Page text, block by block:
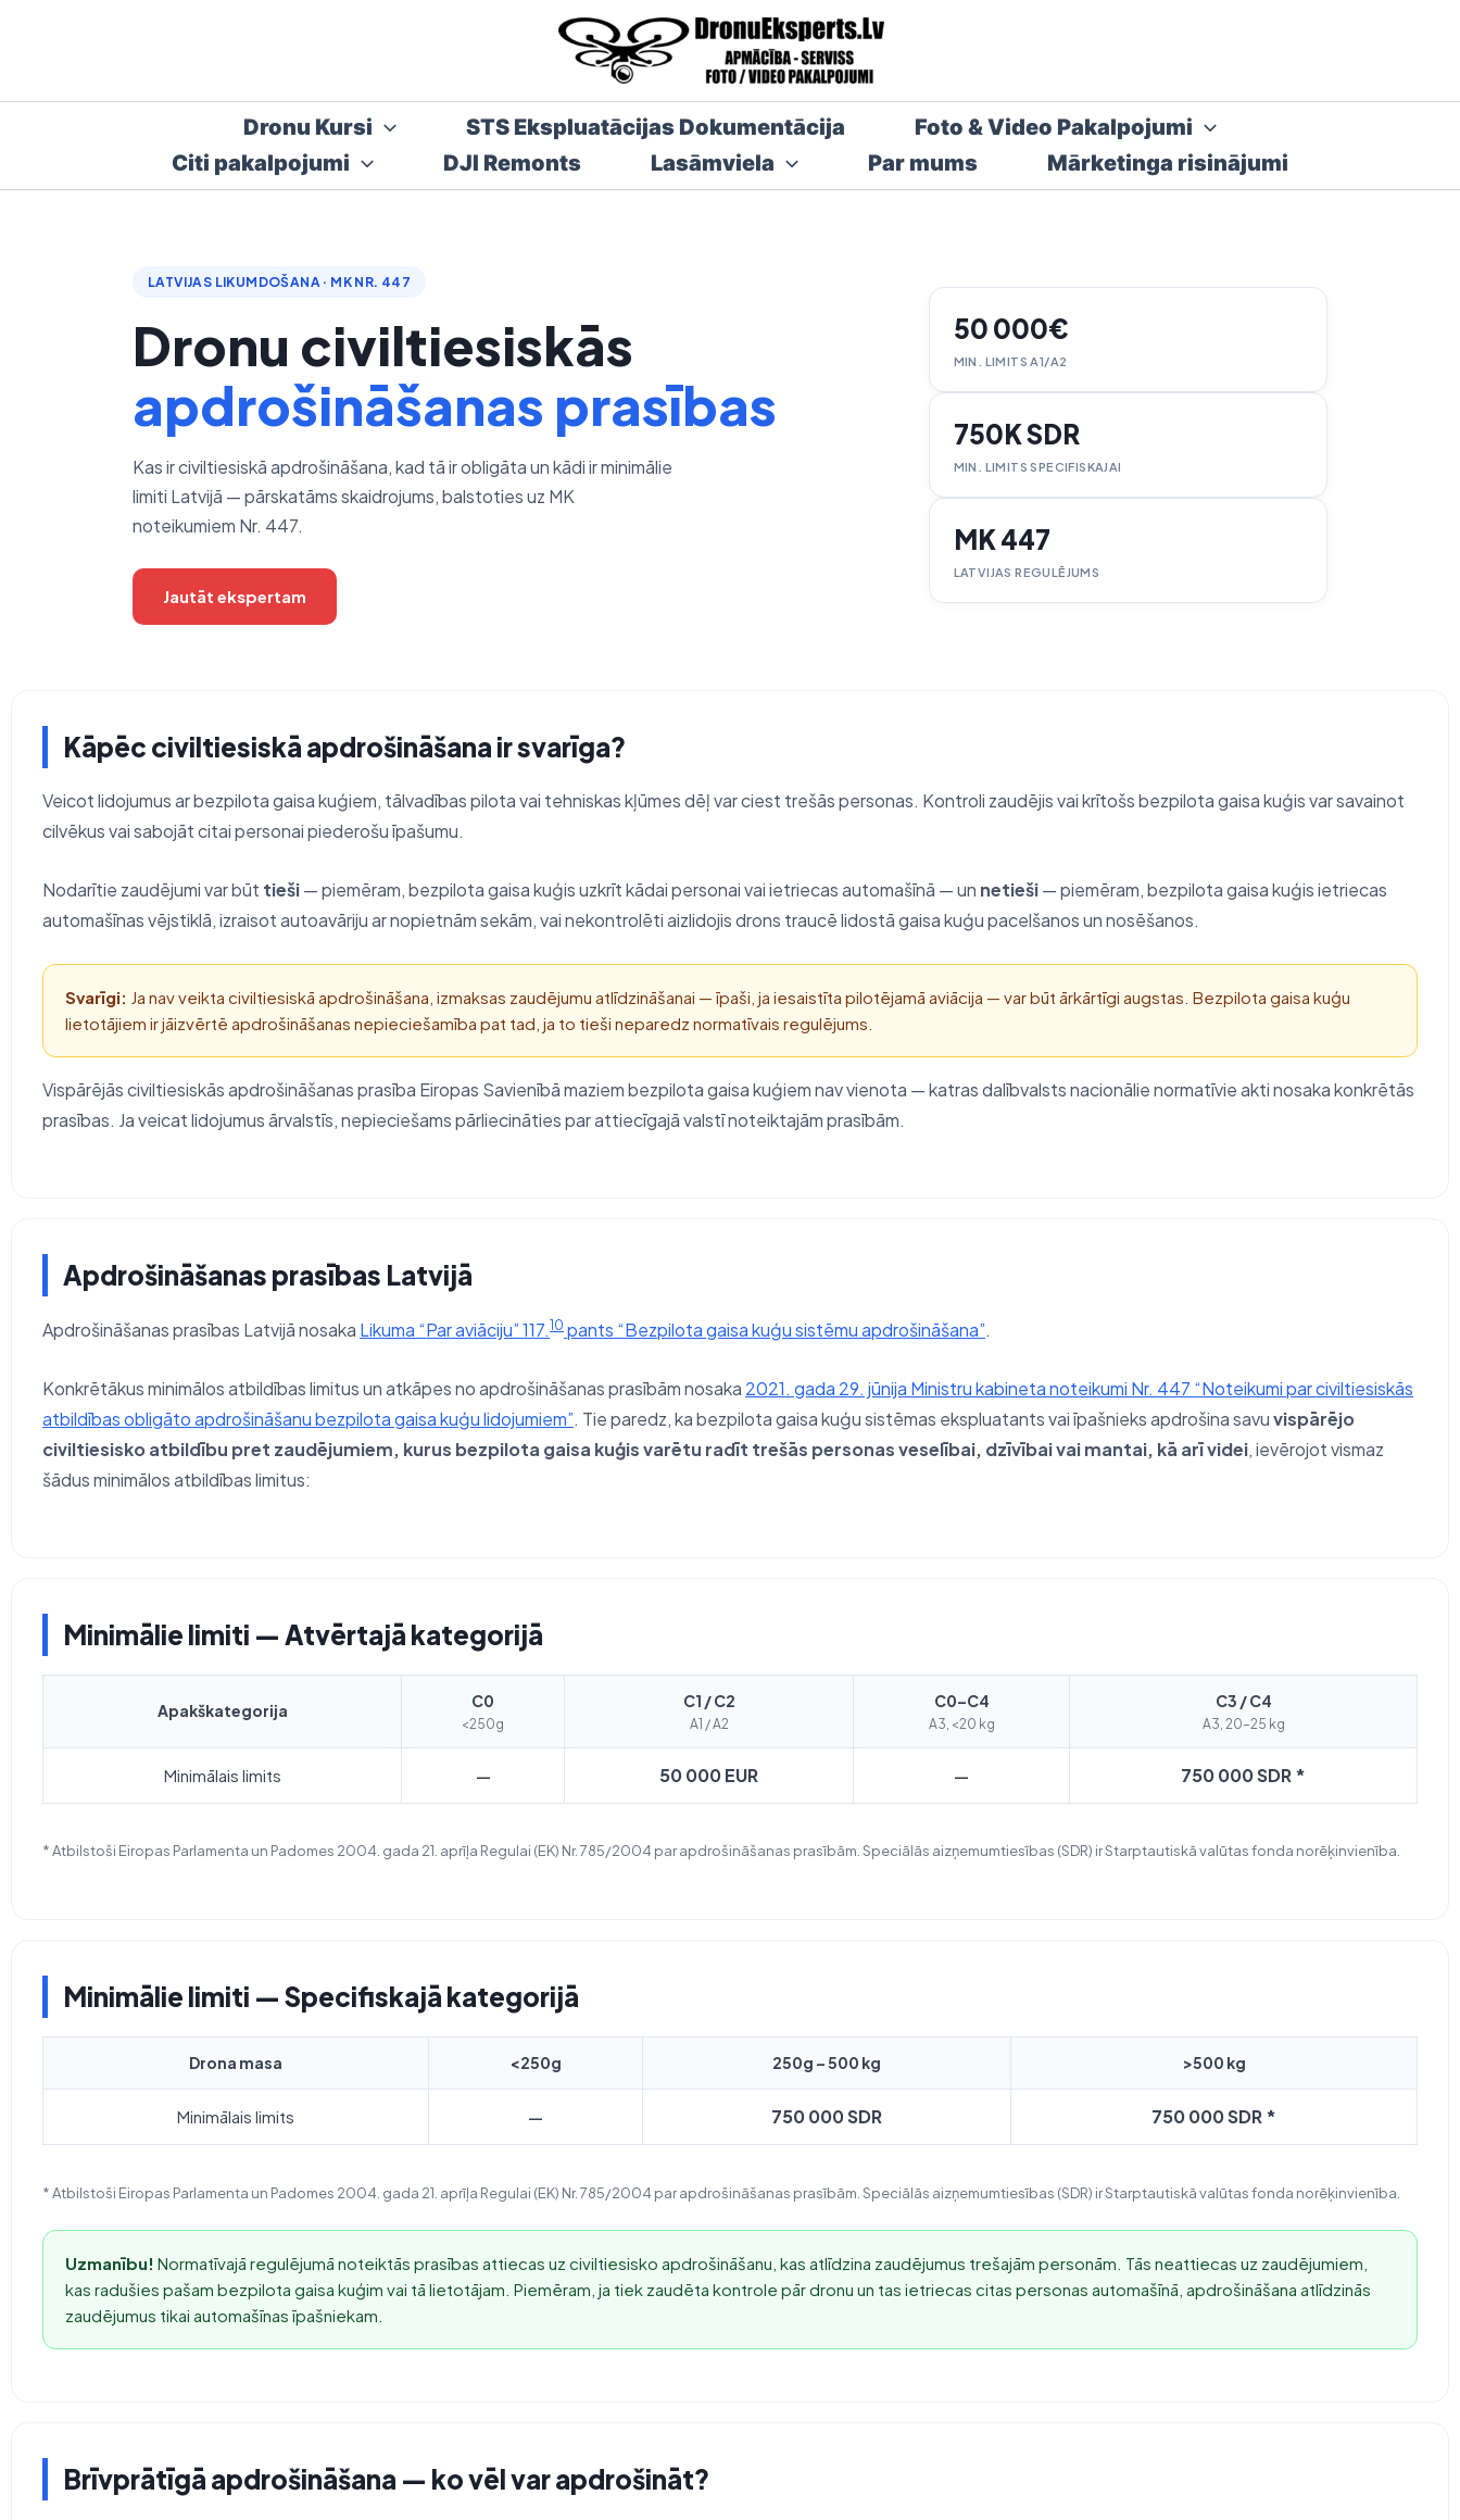
Dronu Kursi STS Ekspluatācijas Dokumentācija
Foto & Video Pakalpojumi
Citi pakalpojumi
DJI Remonts Lasāmviela Par mums Mārketinga risinājumi
LATVIJAS LIKUMDOŠANA · MK NR. 447
Dronu civiltiesiskās
apdrošināšanas prasības
Kas ir civiltiesiskā apdrošināšana, kad tā ir obligāta un kādi ir minimālie
limiti Latvijā — pārskatāms skaidrojums, balstoties uz MK
noteikumiem Nr. 447.
Jautāt ekspertam
50 000€
MIN. LIMITS A1/A2
750K SDR
MIN. LIMITS SPECIFISKAJAI
MK 447
LATVIJAS REGULĒJUMS
Kāpēc civiltiesiskā apdrošināšana ir svarīga?
Veicot lidojumus ar bezpilota gaisa kuģiem, tālvadības pilota vai tehniskas kļūmes dēļ var ciest trešās personas. Kontroli zaudējis vai krītošs bezpilota gaisa kuģis var savainot
cilvēkus vai sabojāt citai personai piederošu īpašumu.
Nodarītie zaudējumi var būt tieši— piemēram, bezpilota gaisa kuģis uzkrīt kādai personai vai ietriecas automašīnā — un netieši— piemēram, bezpilota gaisa kuģis ietriecas
automašīnas vējstiklā, izraisot autoavāriju ar nopietnām sekām, vai nekontrolēti aizlidojis drons traucē lidostā gaisa kuģu pacelšanos un nosēšanos.
Svarīgi: Ja nav veikta civiltiesiskā apdrošināšana, izmaksas zaudējumu atlīdzināšanai — īpaši, ja iesaistīta pilotējamā aviācija — var būt ārkārtīgi augstas. Bezpilota gaisa kuģu
lietotājiem ir jāizvērtē apdrošināšanas nepieciešamība pat tad, ja to tieši neparedz normatīvais regulējums.
Vispārējās civiltiesiskās apdrošināšanas prasība Eiropas Savienībā maziem bezpilota gaisa kuģiem nav vienota — katras dalībvalsts nacionālie normatīvie akti nosaka konkrētās
prasības. Ja veicat lidojumus ārvalstīs, nepieciešams pārliecināties par attiecīgajā valstī noteiktajām prasībām.
Apdrošināšanas prasības Latvijā
Apdrošināšanas prasības Latvijā nosaka Likuma “Par aviāciju” 117.10 pants “Bezpilota gaisa kuģu sistēmu apdrošināšana”.
Konkrētākus minimālos atbildības limitus un atkāpes no apdrošināšanas prasībām nosaka 2021. gada 29. jūnija Ministru kabineta noteikumi Nr. 447 “Noteikumi par civiltiesiskās
atbildības obligāto apdrošināšanu bezpilota gaisa kuģu lidojumiem”. Tie paredz, ka bezpilota gaisa kuģu sistēmas ekspluatants vai īpašnieks apdrošina savuvispārējo
civiltiesisko atbildību pret zaudējumiem, kurus bezpilota gaisa kuģis varētu radīt trešās personas veselībai, dzīvībai vai mantai, kā arī videi, ievērojot vismaz
šādus minimālos atbildības limitus:
Minimālie limiti — Atvērtajā kategorijā
Apakškategorija C0
<250g
C1 / C2
A1 / A2
C0–C4
A3, <20 kg
C3 / C4
A3, 20–25 kg
Minimālais limits — 50 000 EUR — 750 000 SDR *
* Atbilstoši Eiropas Parlamenta un Padomes 2004. gada 21. aprīļa Regulai (EK) Nr. 785/2004 par apdrošināšanas prasībām. Speciālās aizņemumtiesības (SDR) ir Starptautiskā valūtas fonda norēķinvienība.
Minimālie limiti — Specifiskajā kategorijā
Drona masa <250g 250g – 500 kg >500 kg
Minimālais limits — 750 000 SDR 750 000 SDR *
* Atbilstoši Eiropas Parlamenta un Padomes 2004. gada 21. aprīļa Regulai (EK) Nr. 785/2004 par apdrošināšanas prasībām. Speciālās aizņemumtiesības (SDR) ir Starptautiskā valūtas fonda norēķinvienība.
Uzmanību! Normatīvajā regulējumā noteiktās prasības attiecas uz civiltiesisko apdrošināšanu, kas atlīdzina zaudējumus trešajām personām. Tās neattiecas uz zaudējumiem,
kas radušies pašam bezpilota gaisa kuģim vai tā lietotājam. Piemēram, ja tiek zaudēta kontrole pār dronu un tas ietriecas citas personas automašīnā, apdrošināšana atlīdzinās
zaudējumus tikai automašīnas īpašniekam.
Brīvprātīgā apdrošināšana — ko vēl var apdrošināt?